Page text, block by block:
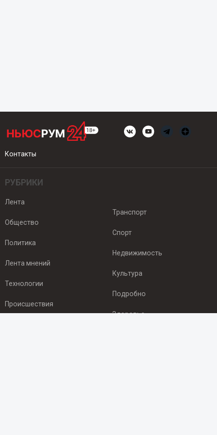
Контакты
РУБРИКИ
Лента
Общество
Политика
Лента мнений
Технологии
Происшествия
Транспорт
Спорт
Недвижимость
Культура
Подробно
Здоровье